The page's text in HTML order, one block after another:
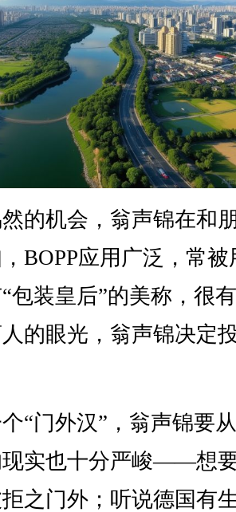
机会，翁声锦在和
BOPP应用广泛，常被
包装皇后”的美称，很
的眼光，翁声锦决定
门外汉”，翁声锦要
现实也十分严峻——想
之门外；听说德国有